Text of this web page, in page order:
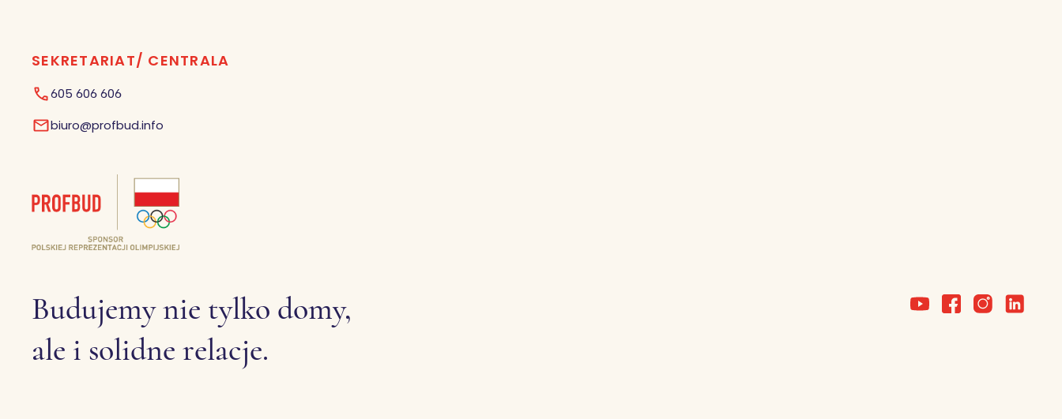
SEKRETARIAT/ CENTRALA
605 606 606
biuro@profbud.info
Budujemy nie tylko domy,
ale i solidne relacje.